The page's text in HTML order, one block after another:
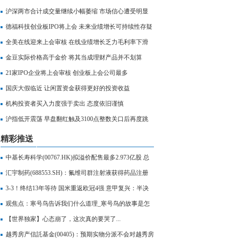
沪深两市合计成交量继续小幅萎缩 市场信心遭受明显
打击
德福科技创业板IPO将上会 未来业绩增长可持续性存疑
全美在线迎来上会审核 在线业绩增长乏力毛利率下滑
金豆实际价格高于金价 将其当成理财产品并不划算
21家IPO企业将上会审核 创业板上会公司最多
国庆大假临近 让闲置资金获得更好的投资收益
机构投资者买入力度强于卖出 态度依旧谨慎
沪指低开震荡 早盘翻红触及3100点整数关口后再度跳
水
精彩推送
中基长寿科学(00767.HK)拟溢价配售最多2.973亿股 总
筹1456.77万港元 世界热议
汇宇制药(688553.SH)：氟维司群注射液获得药品注册
证书 环球实时
3-3！终结13年等待 国米重返欧冠4强 意甲复兴：半决
赛上演米兰德比
观焦点：寒号鸟告诉我们什么道理_寒号鸟的故事是怎
样的
【世界独家】心态崩了，这次真的要哭了...
越秀房产信託基金(00405)：预期实物分派不会对越秀房